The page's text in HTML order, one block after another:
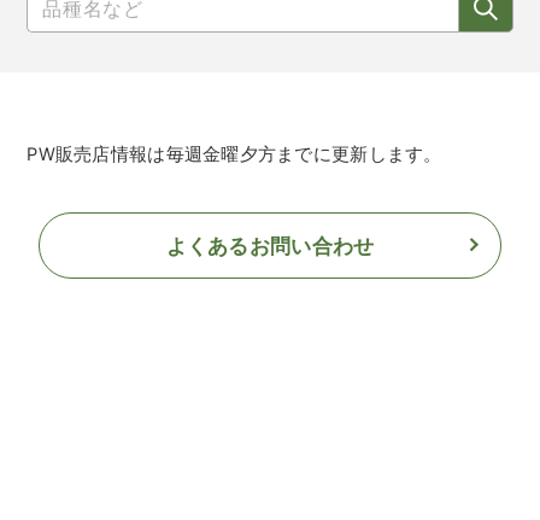
PW販売店情報は毎週金曜夕方までに更新します。
よくあるお問い合わせ